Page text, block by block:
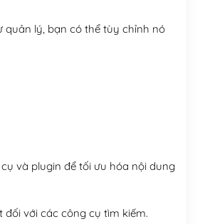
quản lý, bạn có thể tùy chỉnh nó
và plugin để tối ưu hóa nội dung
với các công cụ tìm kiếm.